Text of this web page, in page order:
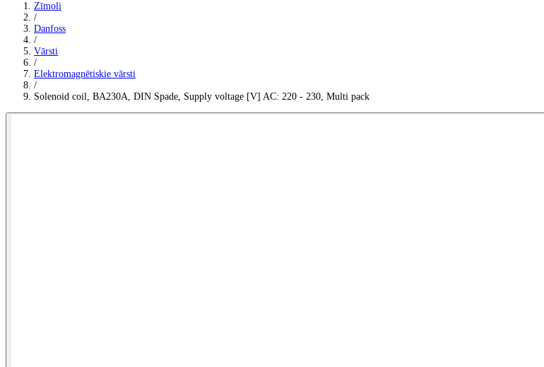
Zīmoli
/
Danfoss
/
Vārsti
/
Elektromagnētiskie vārsti
/
Solenoid coil, BA230A, DIN Spade, Supply voltage [V] AC: 220 - 230, Multi pack